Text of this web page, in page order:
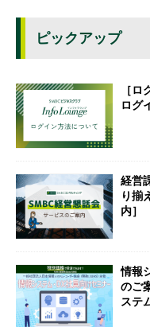
ピックアップ
［
ログ
経営
り揃
内］
情報
のご
ステ